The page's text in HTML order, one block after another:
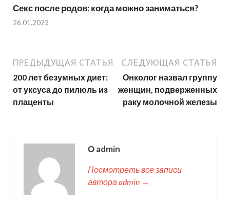
Секс после родов: когда можно заниматься?
26.01.2023
ПРЕДЫДУЩАЯ СТАТЬЯ
200 лет безумных диет:
от уксуса до пилюль из
плаценты
СЛЕДУЮЩАЯ СТАТЬЯ
Онколог назвал группу
женщин, подверженных
раку молочной железы
О admin
Посмотреть все записи
автора admin →